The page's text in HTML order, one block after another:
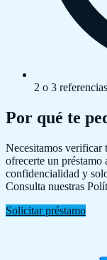
2 o 3
Por qué te
Necesitamos verificar
ofrecerte un préstamo
confidencialidad y
Consulta nuestras
Solicitar préstamo